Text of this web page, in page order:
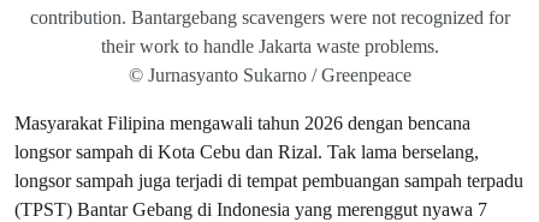
contribution. Bantargebang scavengers were not recognized for
their work to handle Jakarta waste problems.
© Jurnasyanto Sukarno / Greenpeace
Masyarakat Filipina mengawali tahun 2026 dengan bencana
longsor sampah di Kota Cebu dan Rizal. Tak lama berselang,
longsor sampah juga terjadi di tempat pembuangan sampah terpadu
(TPST) Bantar Gebang di Indonesia yang merenggut nyawa 7